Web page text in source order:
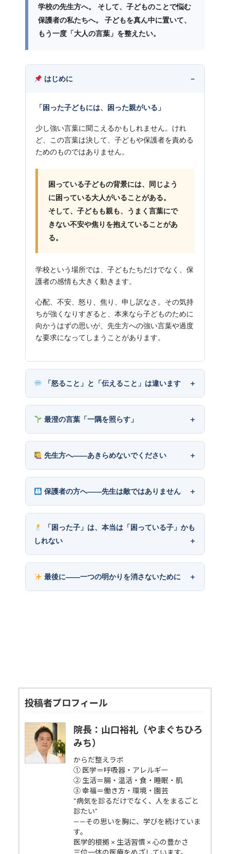
学校の先生方へ。 そして、子どものことで悩む
保護者の私たちへ。 子どもを真ん中に置いて、
もう一度「大人の言葉」を整えたい。
はじめに
「困った子どもには、困った親がいる」
少し強い言葉に聞こえるかもしれません。けれ
ど、この言葉は決して、子どもや保護者を責める
ためのものではありません。
困っている子どもの背景には、同じよう
に困っている大人がいることがある。
そして、子どもも親も、うまく言葉にで
きない不安や焦りを抱えていることがあ
る。
学校という場所では、子どもたちだけでなく、保
護者の感情も大きく動きます。
心配、不安、怒り、焦り、申し訳なさ。その気持
ちが強くなりすぎると、本来なら子どものために
向かうはずの思いが、先生方への強い言葉や過度
な要求になってしまうことがあります。
「怒ること」と「伝えること」は違います
最澄の言葉「一隅を照らす」
先生方へ――あきらめないでください
保護者の方へ――先生は敵ではありません
「困った子」は、本当は「困っている子」かも
しれない
最後に――一つの明かりを消さないために
投稿者プロフィール
院長：山口裕礼（やまぐちひろ
みち）
からだ整えラボ
① 医学＝呼吸器・アレルギー
② 生活＝腸・温活・食・睡眠・肌
③ 幸福＝働き方・環境・園芸
“病気を診るだけでなく、人をまるごと
診たい”
——その思いを胸に、学びを続けていま
す。
医学的根拠 × 生活習慣 × 心の豊かさ
三位一体の医療をめざしています。